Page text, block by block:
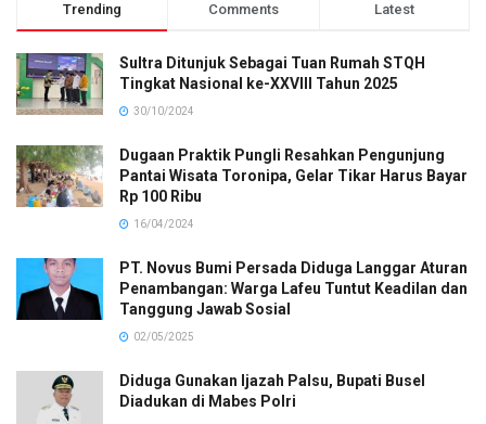
Trending Comments Latest
Sultra Ditunjuk Sebagai Tuan Rumah STQH
Tingkat Nasional ke-XXVIII Tahun 2025
30/10/2024
Dugaan Praktik Pungli Resahkan Pengunjung
Pantai Wisata Toronipa, Gelar Tikar Harus Bayar
Rp 100 Ribu
16/04/2024
PT. Novus Bumi Persada Diduga Langgar Aturan
Penambangan: Warga Lafeu Tuntut Keadilan dan
Tanggung Jawab Sosial
02/05/2025
Diduga Gunakan Ijazah Palsu, Bupati Busel
Diadukan di Mabes Polri